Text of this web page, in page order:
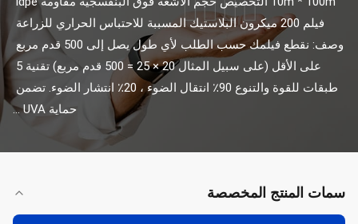
حماية UVA ...
سمات المنتج المخصصة